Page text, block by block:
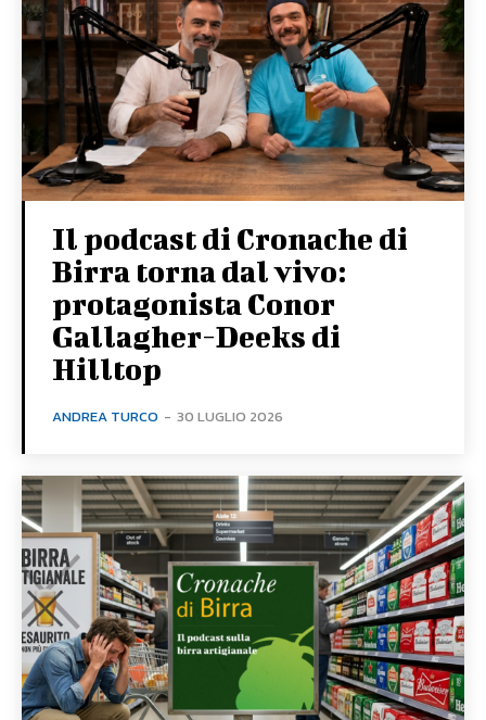
Il podcast di Cronache di
Birra torna dal vivo:
protagonista Conor
Gallagher-Deeks di
Hilltop
ANDREA TURCO - 30 LUGLIO 2026